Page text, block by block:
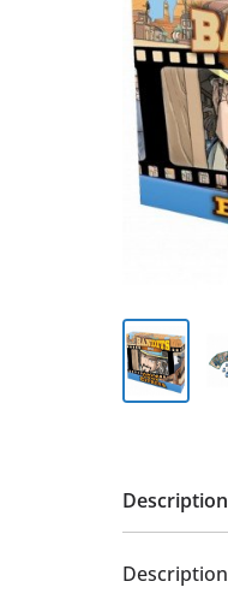
Description
Description